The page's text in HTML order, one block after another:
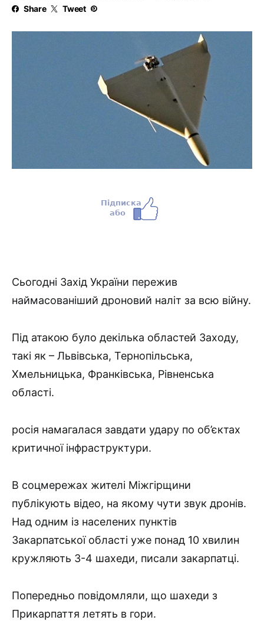
Share Tweet
Сьогодні Захід України пережив
наймасованіший дроновий наліт за всю війну.
Під атакою було декілька областей Заходу,
такі як – Львівська, Тернопільська,
Хмельницька, Франківська, Рівненська
області.
росія намагалася завдати удару по об’єктах
критичної інфраструктури.
В соцмережах жителі Міжгірщини
публікують відео, на якому чути звук дронів.
Над одним із населених пунктів
Закарпатської області уже понад 10 хвилин
кружляють 3-4 шахеди, писали закарпатці.ㅤ
Попередньо повідомляли, що шахеди з
Прикарпаття летять в гори.